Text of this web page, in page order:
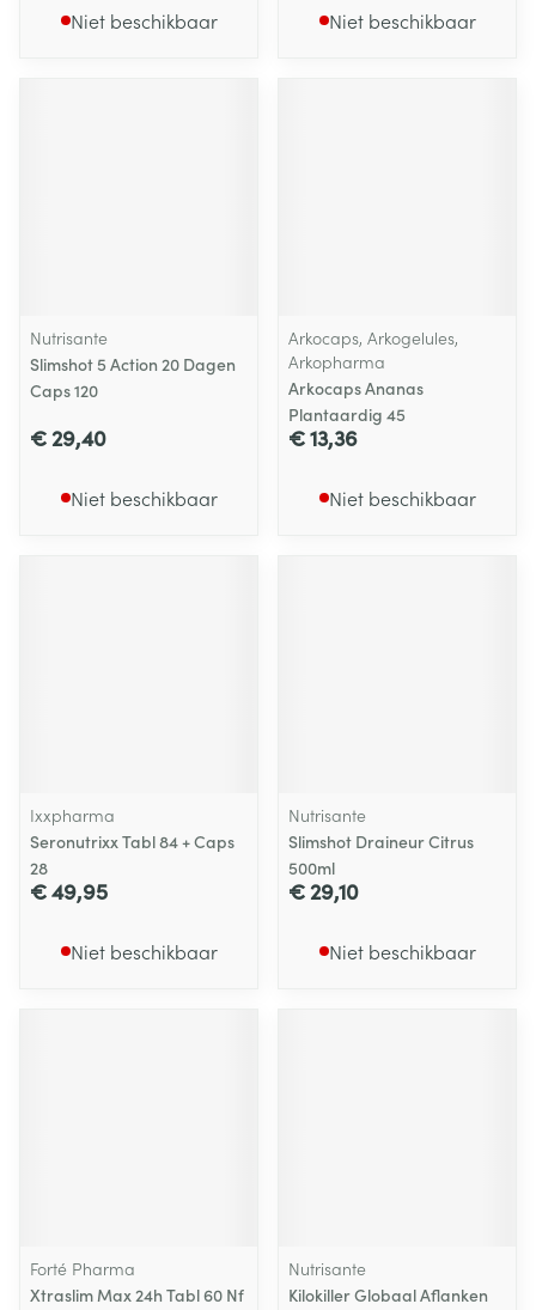
Niet beschikbaar Niet beschikbaar
Nutrisante
Slimshot 5 Action 20 Dagen
Caps 120
€ 29,40
Niet beschikbaar
Arkocaps, Arkogelules,
Arkopharma
Arkocaps Ananas
Plantaardig 45
€ 13,36
Niet beschikbaar
Ixxpharma
Seronutrixx Tabl 84 + Caps
28
€ 49,95
Niet beschikbaar
Nutrisante
Slimshot Draineur Citrus
500ml
€ 29,10
Niet beschikbaar
Forté Pharma
Xtraslim Max 24h Tabl 60 Nf
Nutrisante
Kilokiller Globaal Aflanken